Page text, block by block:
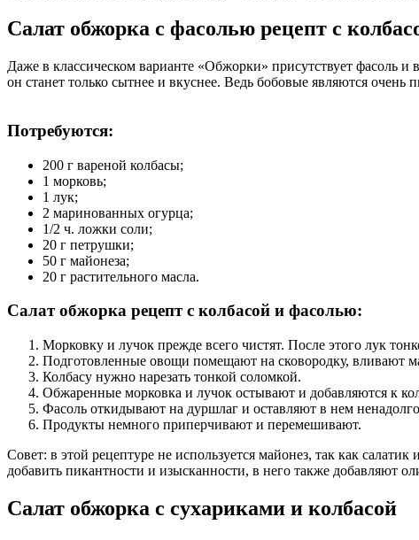
Салат обжорка с фасолью рецепт с
Даже в классическом варианте «Обжорки» присутствует фасоль
он станет только сытнее и вкуснее. Ведь бобовые являются
Потребуются:
200 г вареной колбасы;
1 морковь;
1 лук;
2 маринованных огурца;
1/2 ч. ложки соли;
20 г петрушки;
50 г майонеза;
20 г растительного масла.
Салат обжорка рецепт с колбасой и фасолью:
Морковку и лучок прежде всего чистят. После этого лук
Подготовленные овощи помещают на сковородку, вливают
Колбасу нужно нарезать тонкой соломкой.
Обжаренные морковка и лучок остывают и добавляются к
Фасоль откидывают на дуршлаг и оставляют в нем
Продукты немного приперчивают и перемешивают.
Совет: в этой рецептуре не используется майонез, так как
добавить пикантности и изысканности, в него также добавляют
Салат обжорка с сухариками и колбасой